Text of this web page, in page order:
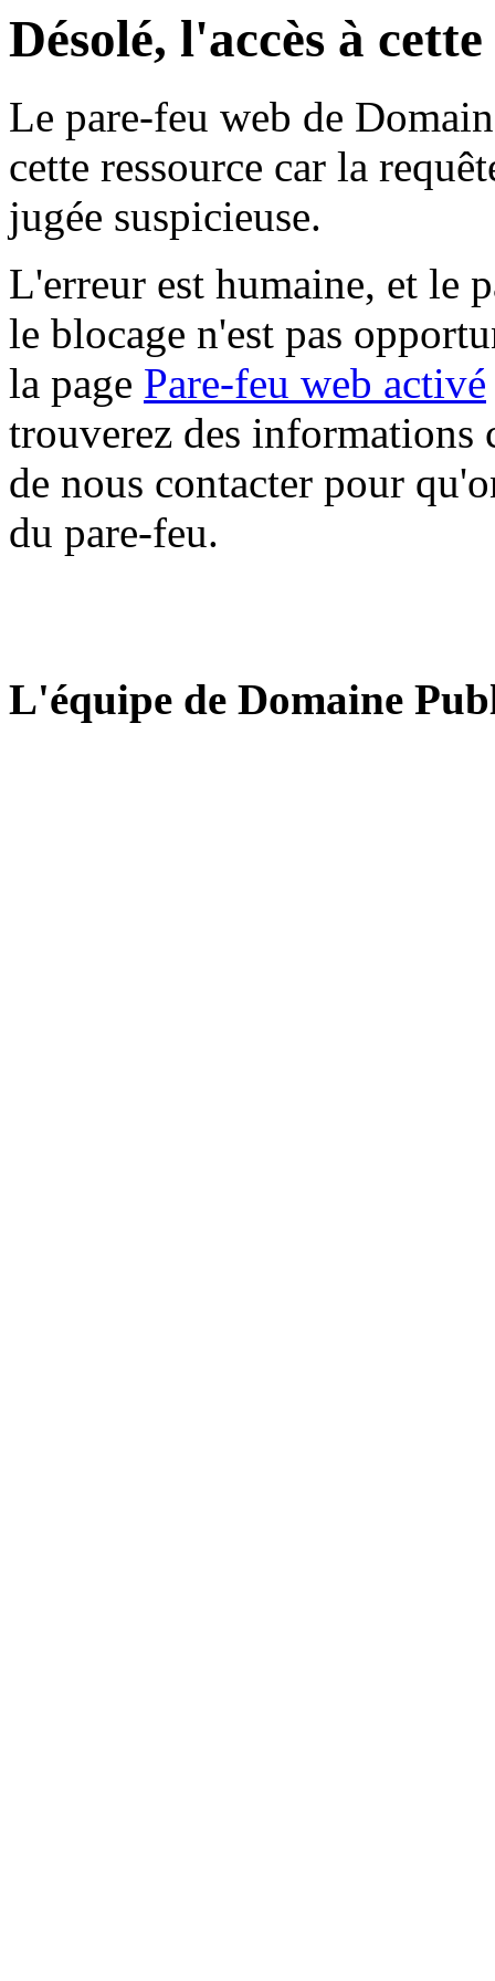
Désolé, l'accès à
Le pare-feu web de
cette ressource car la
jugée suspicieuse.
L'erreur est humaine, et le
le blocage n'est pas
la page Pare-feu web activé
trouverez des informations
de nous contacter pour
du pare-feu.
L'équipe de Domaine